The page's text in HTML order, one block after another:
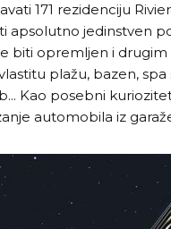
171 rezidenciju
apsolutno jedinstven
biti opremljen i drugim
plažu, bazen, spa
Kao posebni
automobila iz